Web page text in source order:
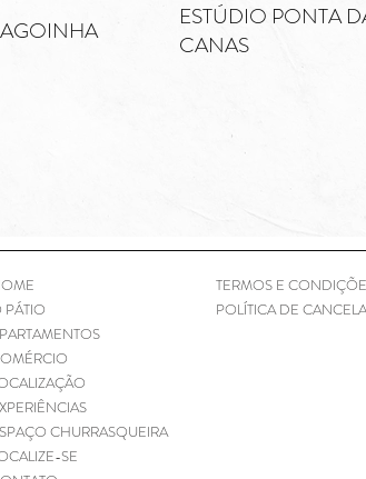
ESTÚDIO PONTA
CANAS
PÁTIO
CHURRASQUEIRA
SE
TERMOS E
POLÍTICA DE